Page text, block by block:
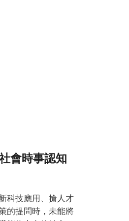
會時事認知
科技應用、搶人才
的提問時，未能將